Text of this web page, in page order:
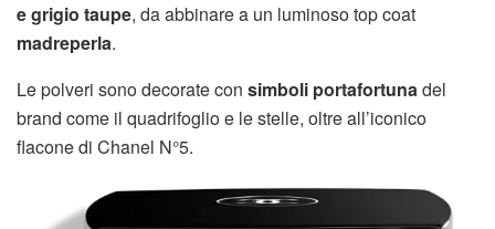
e grigio taupe, da abbinare a un luminoso top coat
madreperla.
Le polveri sono decorate con simboli portafortunadel
brand come il quadrifoglio e le stelle, oltre all’iconico
flacone di Chanel N°5.